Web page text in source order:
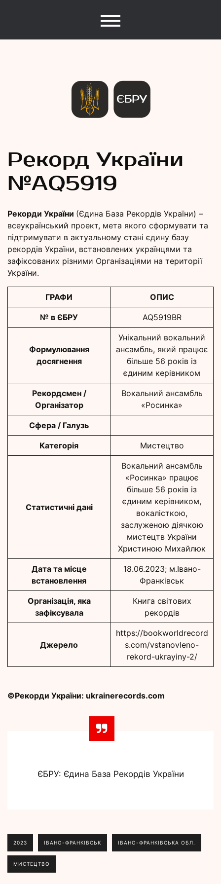
Рекорди
України
Рекорд України
№АQ5919
Рекорди України (Єдина База Рекордів України) –
всеукраїнський проект, мета якого сформувати та
підтримувати в актуальному стані єдину базу
рекордів України, встановлених українцями та
зафіксованих різними Організаціями на території
України.
ГРАФИ ОПИС
№ в ЄБРУ AQ5919BR
Формулювання
досягнення
Унікальний вокальний
ансамбль, який працює
більше 56 років із
єдиним керівником
Рекордсмен /
Організатор
Вокальний ансамбль
«Росинка»
Сфера / Галузь
Категорія Мистецтво
Статистичні дані
Вокальний ансамбль
«Росинка» працює
більше 56 років із
єдиним керівником,
вокалісткою,
заслуженою діячкою
мистецтв України
Христиною Михайлюк
Дата та місце
встановлення
18.06.2023; м.Івано-
Франківськ
Організація, яка
зафіксувала
Книга світових
рекордів
Джерело
https://bookworldrecord
s.com/vstanovleno-
rekord-ukrayiny-2/
©Рекорди України: ukrainerecords.com
ЄБРУ: Єдина База Рекордів України
2023 ІВАНО-ФРАНКІВСЬК ІВАНО-ФРАНКІВСЬКА ОБЛ.
МИСТЕЦТВО